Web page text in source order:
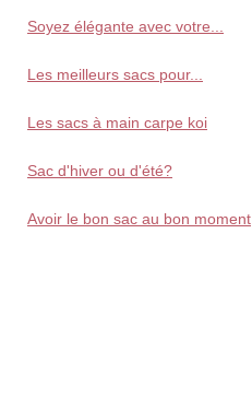
Soyez élégante avec votre...
Les meilleurs sacs pour...
Les sacs à main carpe koi
Sac d'hiver ou d'été?
Avoir le bon sac au bon moment